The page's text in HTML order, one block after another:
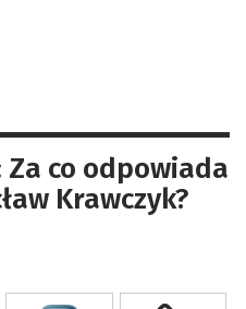
Za co odpowiada
Krawczyk?